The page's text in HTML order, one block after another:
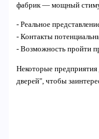
фабрик — мощный
- Реальное
- Контакты
- Возможность пройти
Некоторые
дверей", чтобы